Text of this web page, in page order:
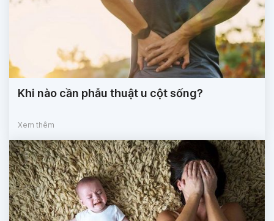
Khi nào cần phẫu thuật u cột sống?
Xem thêm